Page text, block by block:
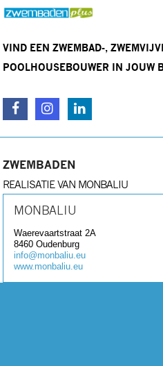
VIND EEN ZWEMBAD-,
POOLHOUSEBOUWER IN JOUW
ZWEMBADEN
REALISATIE VAN MONBALIU
MONBALIU
Waerevaartstraat 2A
8460Oudenburg
info@monbaliu.eu
www.monbaliu.eu